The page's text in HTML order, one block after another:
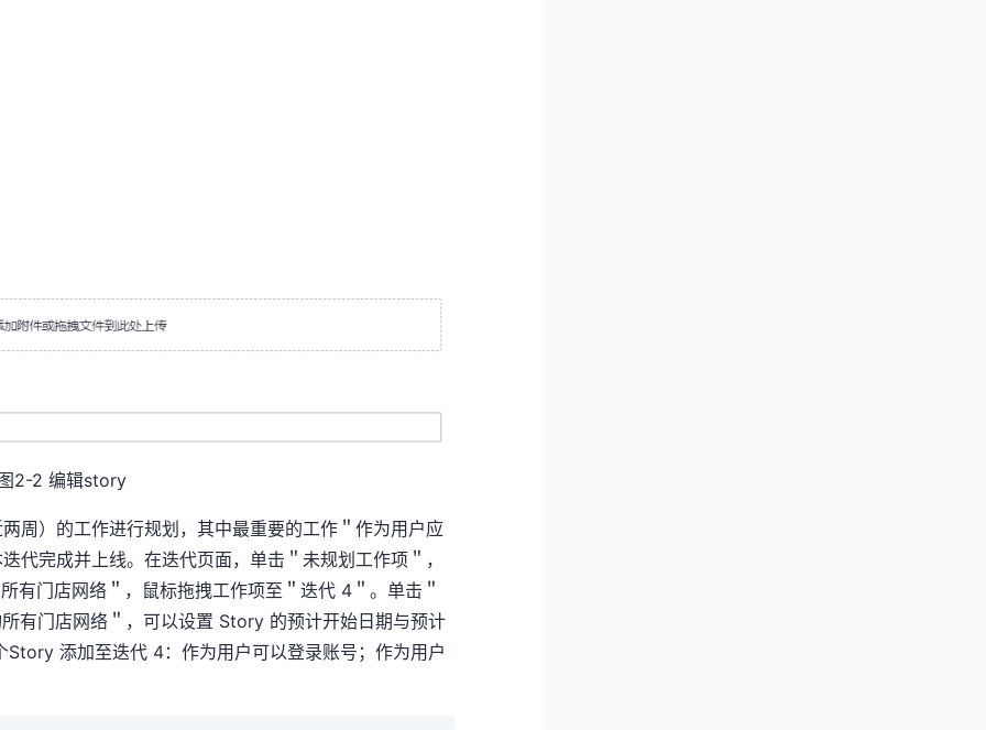
2-2 编辑story
周）的工作进行规划，其中最重要的工作＂作为用户应
代完成并上线。在迭代页面，单击＂未规划工作项＂，
有门店网络＂，鼠标拖拽工作项至＂迭代 4＂。单击＂
有门店网络＂，可以设置 Story 的预计开始日期与预计
添加至迭代 4：作为用户可以登录账号；作为用户